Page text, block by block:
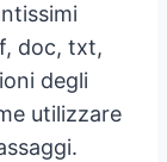
doc, txt,
degli
utilizzare